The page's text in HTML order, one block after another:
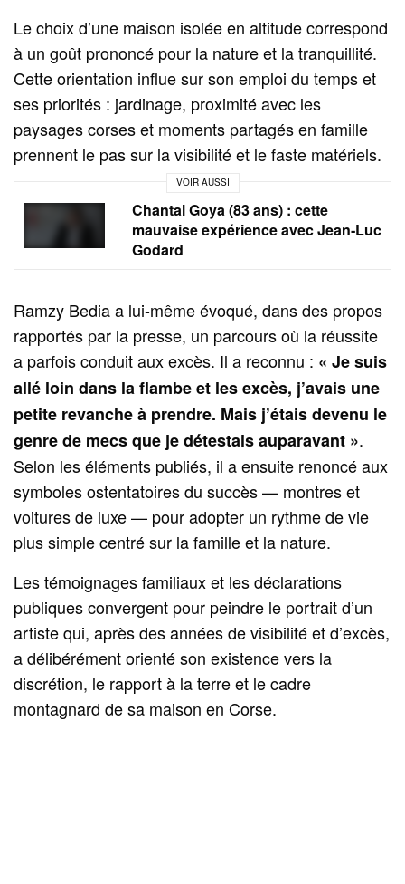
Le choix d’une maison isolée en altitude correspond
à un goût prononcé pour la nature et la tranquillité.
Cette orientation influe sur son emploi du temps et
ses priorités : jardinage, proximité avec les
paysages corses et moments partagés en famille
prennent le pas sur la visibilité et le faste matériels.
VOIR AUSSI
Chantal Goya (83 ans) : cette
mauvaise expérience avec Jean‑Luc
Godard
Ramzy Bedia a lui-même évoqué, dans des propos
rapportés par la presse, un parcours où la réussite
a parfois conduit aux excès. Il a reconnu : « Je suis
allé loin dans la flambe et les excès, j’avais une
petite revanche à prendre. Mais j’étais devenu le
genre de mecs que je détestais auparavant ».
Selon les éléments publiés, il a ensuite renoncé aux
symboles ostentatoires du succès — montres et
voitures de luxe — pour adopter un rythme de vie
plus simple centré sur la famille et la nature.
Les témoignages familiaux et les déclarations
publiques convergent pour peindre le portrait d’un
artiste qui, après des années de visibilité et d’excès,
a délibérément orienté son existence vers la
discrétion, le rapport à la terre et le cadre
montagnard de sa maison en Corse.